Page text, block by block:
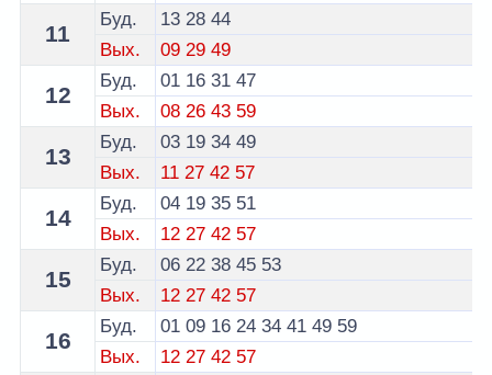
11
Буд. 13 28 44
Вых.
09 29 49
12
Буд. 01 16 31 47
Вых.
08 26 43 59
13
Буд. 03 19 34 49
Вых.
11 27 42 57
14
Буд. 04 19 35 51
Вых.
12 27 42 57
15
Буд. 06 22 38 45 53
Вых.
12 27 42 57
16
Буд. 01 09 16 24 34 41 49 59
Вых.
12 27 42 57